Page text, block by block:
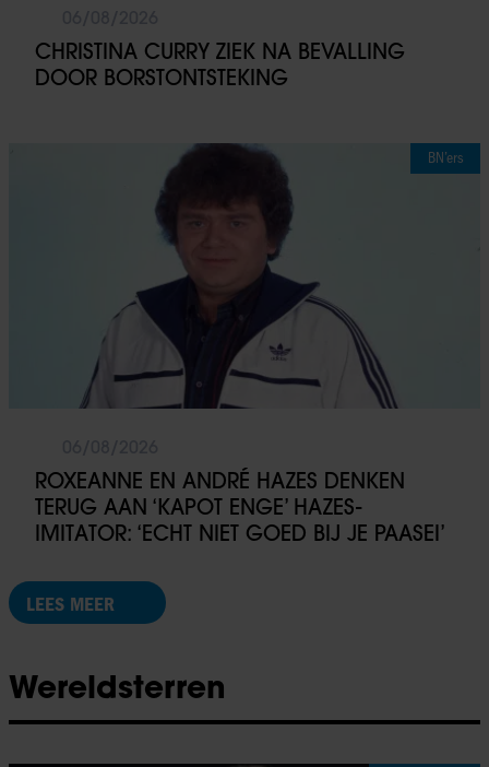
CHRISTINA CURRY ZIEK NA BEVALLING
DOOR BORSTONTSTEKING
BN’ers
ROXEANNE EN ANDRÉ HAZES DENKEN
TERUG AAN ‘KAPOT ENGE’ HAZES-
IMITATOR: ‘ECHT NIET GOED BIJ JE PAASEI’
LEES MEER
Wereldsterren